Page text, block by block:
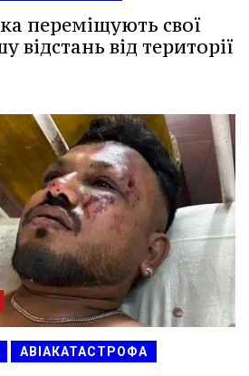
переміщують свої
відстань від території
АВІАКАТАСТРОФА